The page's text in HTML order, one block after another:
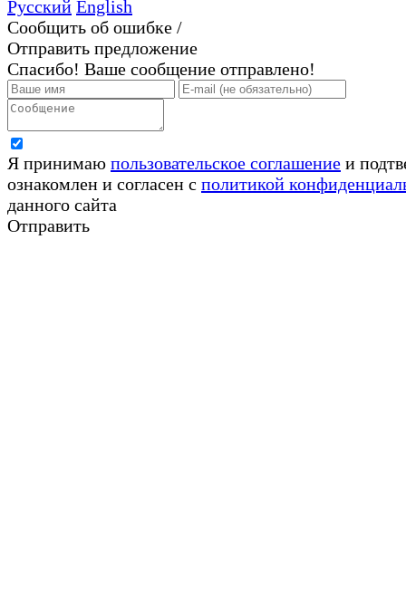
Русский English
Сообщить об ошибке /
Отправить предложение
Спасибо! Ваше сообщение отправлено!
Я принимаю пользовательское соглашение и
ознакомлен и согласен с политикой
данного сайта
Отправить